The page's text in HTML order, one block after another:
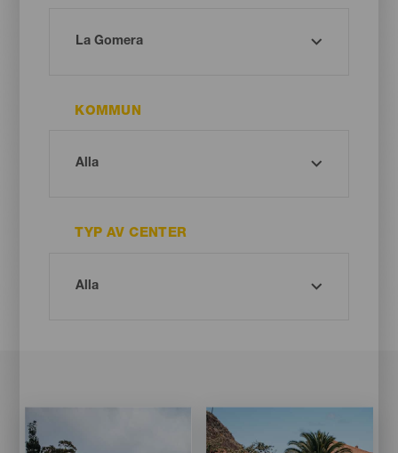
KOMMUN
TYP AV CENTER
Listado
Imagen
Listado
Imagen